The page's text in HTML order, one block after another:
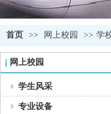
首页 >> 网上校园 >> 学
网上校园
学生风采
专业设备